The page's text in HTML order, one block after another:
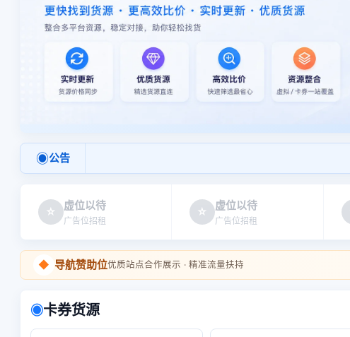
◉公告
☆ 虚位以待
广告位招租
☆ 虚位以待
广告位招租
◆ 导航赞助位优质站点合作展示 · 精准流量扶持
◉卡券货源